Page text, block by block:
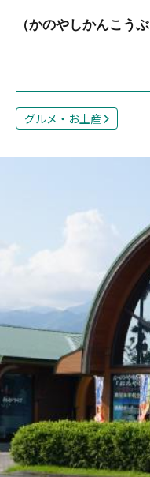
（かのやしかんこう
グルメ・お土産